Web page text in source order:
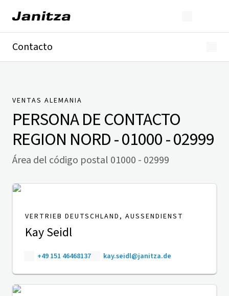
Contacto
Presse
VENTAS ALEMANIA
PERSONA DE CONTACTO
REGION NORD - 01000 - 02999
Área del código postal 01000 - 02999
VERTRIEB DEUTSCHLAND, AUSSENDIENST
Kay Seidl
+49 151 46468137 kay.seidl@janitza.de